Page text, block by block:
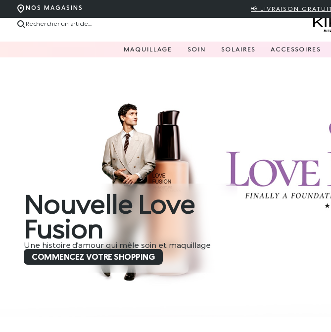
NOS MAGASINS 📢 LIVRAISON
MAQUILLAGE SOIN SOLAIRES ACCESSOIRES
Nouvelle Love
Fusion
Une histoire d’amour qui mêle soin et maquillage
COMMENCEZ VOTRE SHOPPING